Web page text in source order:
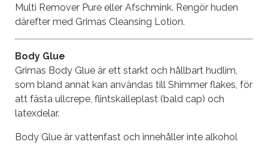
Multi Remover Pure eller Afschmink. Rengör huden
därefter med Grimas Cleansing Lotion.
Body Glue
Grimas Body Glue är ett starkt och hållbart hudlim,
som bland annat kan användas till Shimmer flakes, för
att fästa ullcrepe, flintskalleplast (bald cap) och
latexdelar.
Body Glue är vattenfast och innehåller inte alkohol